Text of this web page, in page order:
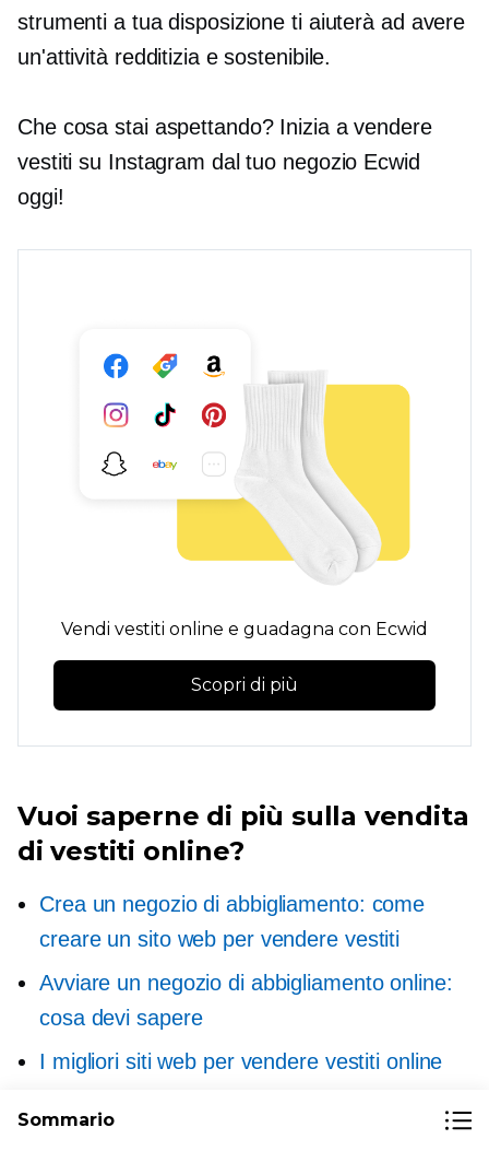
strumenti a tua disposizione ti aiuterà ad avere
un'attività redditizia e sostenibile.
Che cosa stai aspettando? Inizia a vendere
vestiti su Instagram dal tuo negozio Ecwid
oggi!
Vendi vestiti online e guadagna con Ecwid
Scopri di più
Vuoi saperne di più sulla vendita
di vestiti online?
Crea un negozio di abbigliamento: come
creare un sito web per vendere vestiti
Avviare un negozio di abbigliamento online:
cosa devi sapere
I migliori siti web per vendere vestiti online
Sommario